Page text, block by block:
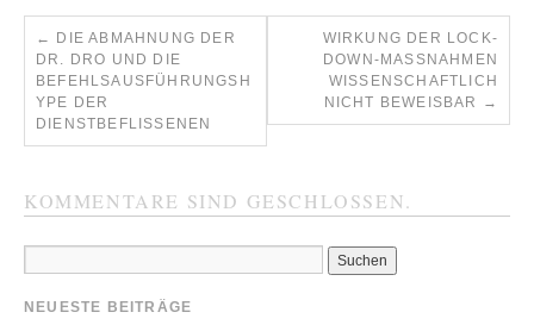
←
DIE ABMAHNUNG DER
DR. DRO UND DIE
BEFEHLSAUSFÜHRUNGSH
YPE DER
DIENSTBEFLISSENEN
WIRKUNG DER LOCK-
DOWN-MASSNAHMEN W
ISSENSCHAFTLICH N
ICHT BEWEISBAR
→
KOMMENTARE SIND GESCHLOSSEN.
NEUESTE BEITRÄGE